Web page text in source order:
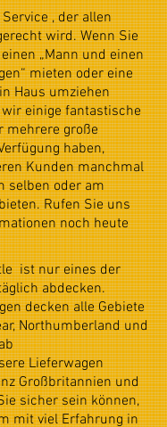
, der allen
wird. Wenn Sie
„Mann und einen
mieten oder eine
Haus umziehen
einige fantastische
mehrere große
haben,
Kunden manchmal
selben oder am
Rufen Sie uns
noch heute
ist nur eines der
abdecken.
decken alle Gebiete
Northumberland und
Lieferwagen
Großbritannien und
sicher sein können,
mit viel Erfahrung in